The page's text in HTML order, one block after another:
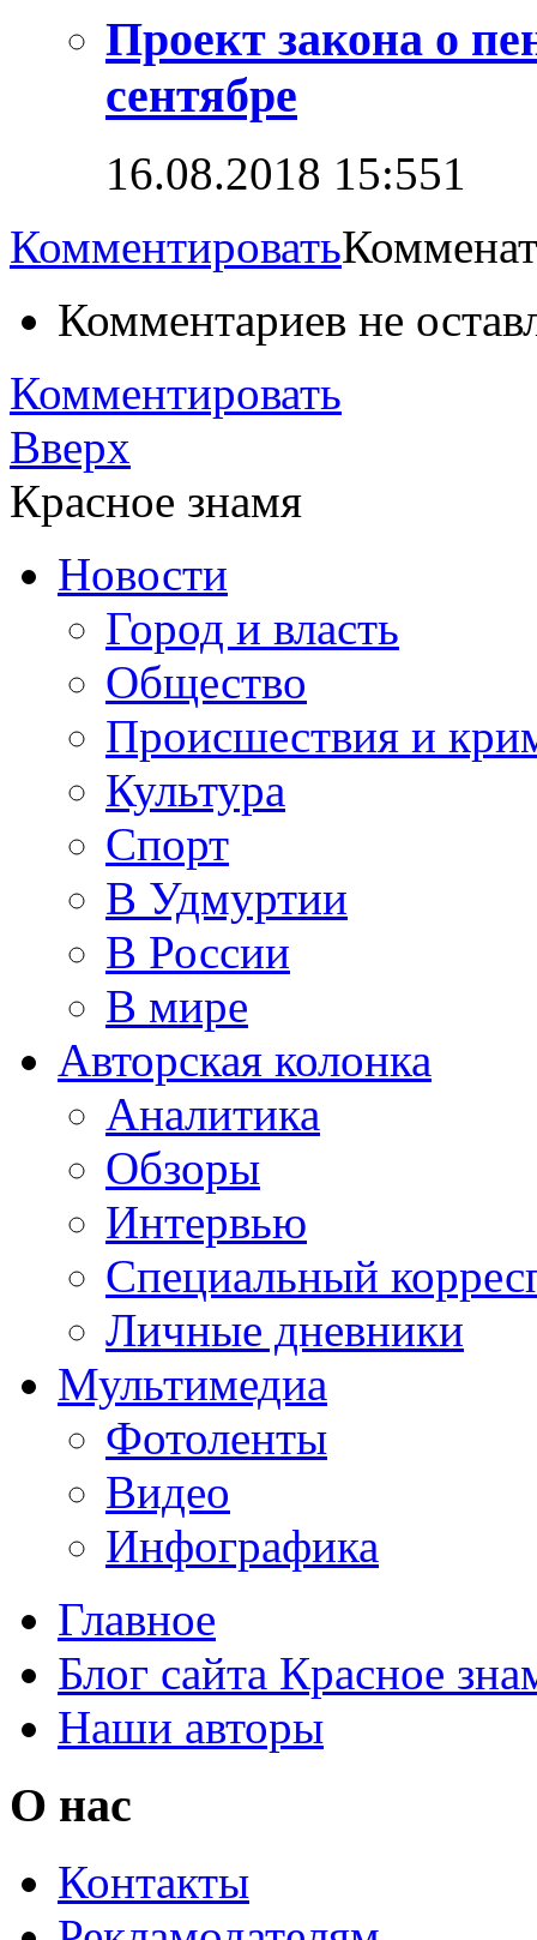
Проект закона о
сентябре
16.08.2018 15:551
Комментировать
Комментариев не
Комментировать
Вверх
Красное знамя
Новости
Город и власть
Общество
Происшествия и
Культура
Спорт
В Удмуртии
В России
В мире
Авторская колонка
Аналитика
Обзоры
Интервью
Специальный
Личные дневники
Мультимедиа
Фотоленты
Видео
Инфографика
Главное
Блог сайта Красное
Наши авторы
О нас
Контакты